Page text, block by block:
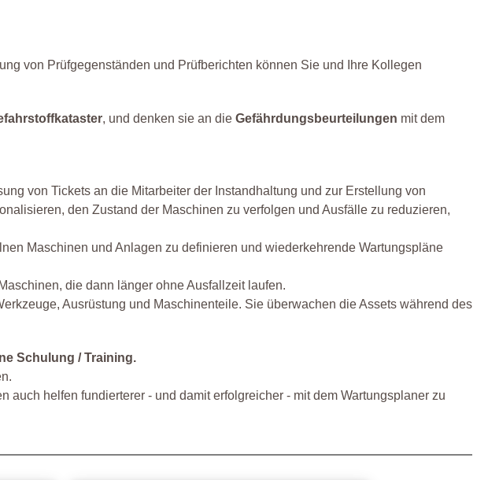
von Prüfgegenständen und Prüfberichten können Sie und Ihre Kollegen
, und denken sie an die Gefährdungsbeurteilungen mit dem
von Tickets an die Mitarbeiter der Instandhaltung und zur Erstellung von
den Zustand der Maschinen zu verfolgen und Ausfälle zu reduzieren,
Maschinen und Anlagen zu definieren und wiederkehrende Wartungspläne
die dann länger ohne Ausfallzeit laufen.
Ausrüstung und Maschinenteile. Sie überwachen die Assets während des
Schulung / Training.
helfen fundierterer - und damit erfolgreicher - mit dem Wartungsplaner zu